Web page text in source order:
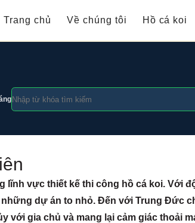
Trang chủ Về chúng tôi Hồ cá koi
lĩnh vực thiết kế thi công hồ cá koi. Với
dự án to nhỏ. Đến với Trung Đức
với gia chủ và mang lại cảm giác thoải